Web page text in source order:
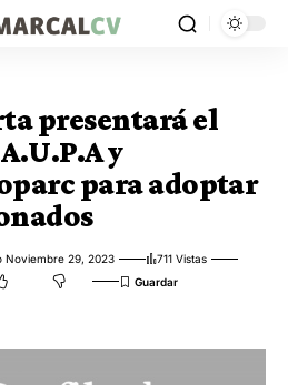
presentará el
y
para adoptar
Noviembre 29, 2023
711 Vistas